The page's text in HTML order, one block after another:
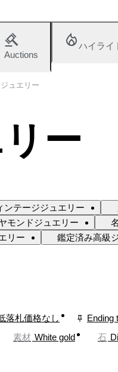
Auctions
ハイライ
ジュエリー
ー
ンテージジュエリー
モンドジュエリー
リー
鑑定済み高級
落札価格なし Ending
素材 White gold 石